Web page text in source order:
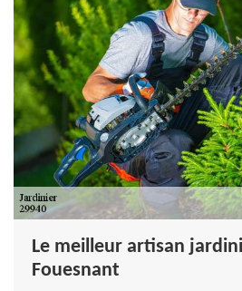
Le meilleur artisan
Fouesnant